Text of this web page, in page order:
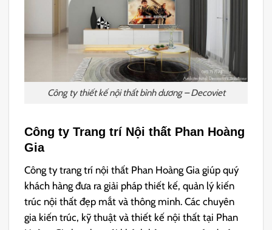
Công ty thiết kế nội thất bình dương – Decoviet
Công ty Trang trí Nội thất Phan Hoàng
Gia
Công ty trang trí nội thất Phan Hoàng Gia giúp quý
khách hàng đưa ra giải pháp thiết kế, quản lý kiến
trúc nội thất đẹp mắt và thông minh. Các chuyên
gia kiến ​​trúc, kỹ thuật và thiết kế nội thất tại Phan